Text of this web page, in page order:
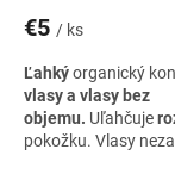
€5 / ks
Ľahkýorganický
vlasy a vlasy bez
objemu. Uľahčuje
pokožku. Vlasy